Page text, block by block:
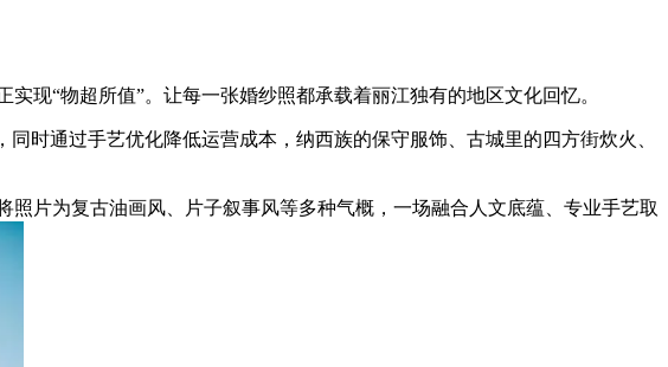
“物超所值”。让每一张婚纱照都承载着丽江独有的地区文化回忆。
通过手艺优化降低运营成本，纳西族的保守服饰、古城里的四方街炊火、
片为复古油画风、片子叙事风等多种气概，一场融合人文底蕴、专业手艺取